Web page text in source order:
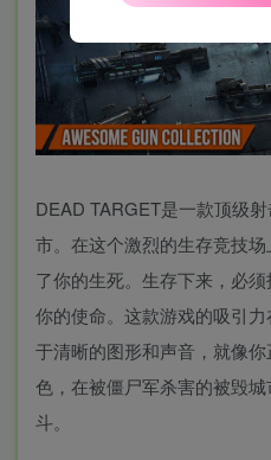
DEAD TARGET是一款顶级
市。在这个激烈的生存竞技
了你的生死。生存下来，必
你的使命。这款游戏的吸引
于清晰的图形和声音，就像
色，在被僵尸军杀害的被毁
斗。